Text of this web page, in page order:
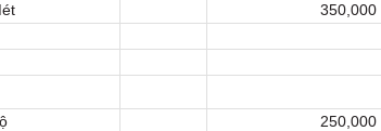
350,000
250,000